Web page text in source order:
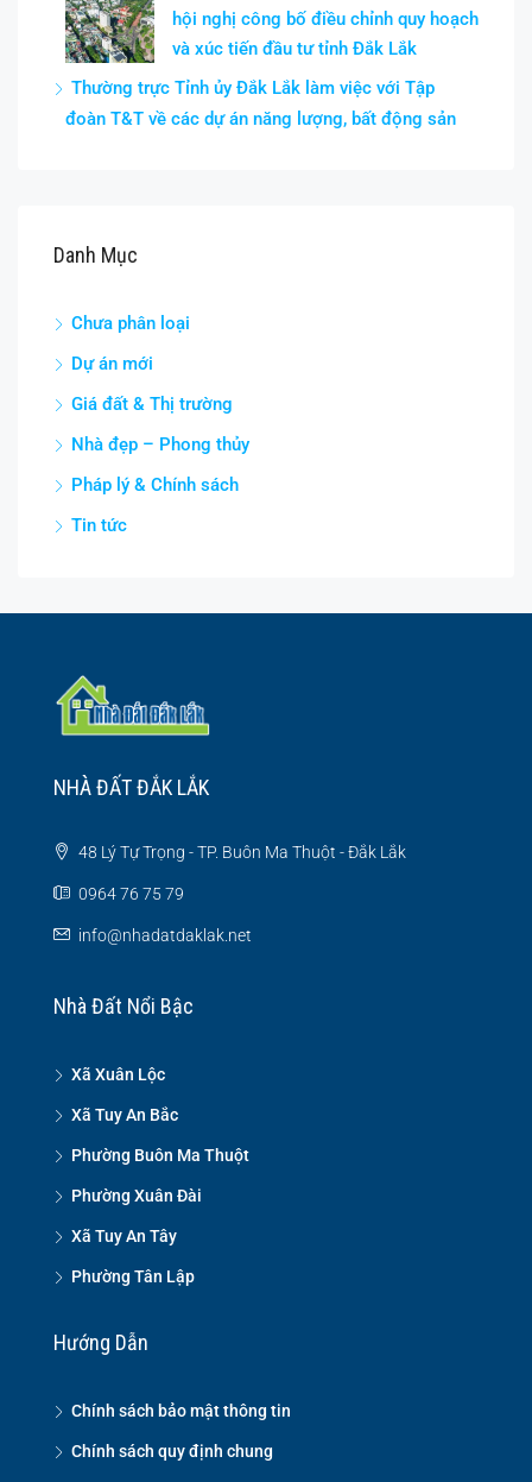
hội nghị công bố điều chỉnh quy hoạch
và xúc tiến đầu tư tỉnh Đắk Lắk
Thường trực Tỉnh ủy Đắk Lắk làm việc với Tập
đoàn T&T về các dự án năng lượng, bất động sản
Danh Mục
Chưa phân loại
Dự án mới
Giá đất & Thị trường
Nhà đẹp – Phong thủy
Pháp lý & Chính sách
Tin tức
NHÀ ĐẤT ĐẮK LẮK
48 Lý Tự Trọng - TP. Buôn Ma Thuột - Đắk Lắk
0964 76 75 79
info@nhadatdaklak.net
Nhà Đất Nổi Bậc
Xã Xuân Lộc
Xã Tuy An Bắc
Phường Buôn Ma Thuột
Phường Xuân Đài
Xã Tuy An Tây
Phường Tân Lập
Hướng Dẫn
Chính sách bảo mật thông tin
Chính sách quy định chung